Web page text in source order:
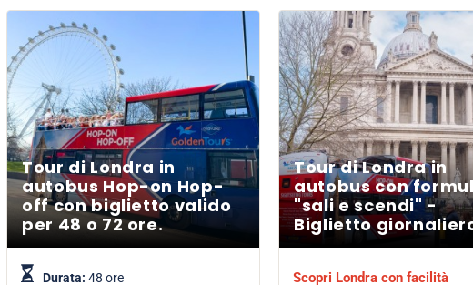
Tour di Londra in
autobus Hop-on Hop-
off con biglietto valido
per 48 o 72 ore.
Durata: 48 ore
Tour di Londra in
autobus con
"sali e scendi" -
Biglietto
Scopri Londra con facilità